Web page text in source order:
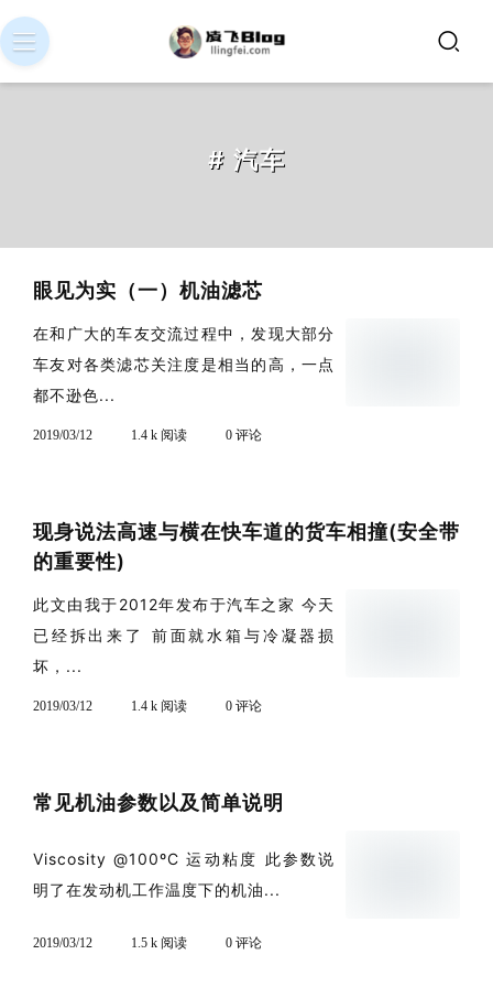
# 汽车
眼见为实（一）机油滤芯
在和广大的车友交流过程中，发现大部分
车友对各类滤芯关注度是相当的高，一点
都不逊色...
2019/03/12 1.4 k 阅读 0 评论
现身说法高速与横在快车道的货车相撞(安全带
的重要性)
此文由我于2012年发布于汽车之家 今天
已经拆出来了 前面就水箱与冷凝器损
坏，...
2019/03/12 1.4 k 阅读 0 评论
常见机油参数以及简单说明
Viscosity @100ºC 运动粘度 此参数说
明了在发动机工作温度下的机油...
2019/03/12 1.5 k 阅读 0 评论